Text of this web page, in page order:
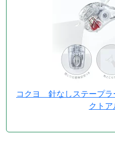
コクヨ 針なしステープ
クト